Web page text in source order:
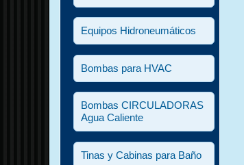
Equipos Hidroneumáticos
Bombas para HVAC
Bombas CIRCULADORAS
Agua Caliente
Tinas y Cabinas para Baño